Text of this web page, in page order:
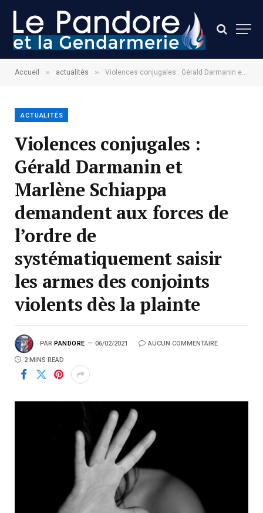
Accueil » actualités » Violences conjugales : Gérald Darmanin et Marlène Schiappa demandent aux forces de l’ordre de systématiquement saisir les armes des conjoints violents dès la plainte
ACTUALITÉS
Violences conjugales :
Gérald Darmanin et
Marlène Schiappa
demandent aux forces de
l’ordre de
systématiquement saisir
les armes des conjoints
violents dès la plainte
PAR PANDORE 06/02/2021 AUCUN COMMENTAIRE
2 MINS READ